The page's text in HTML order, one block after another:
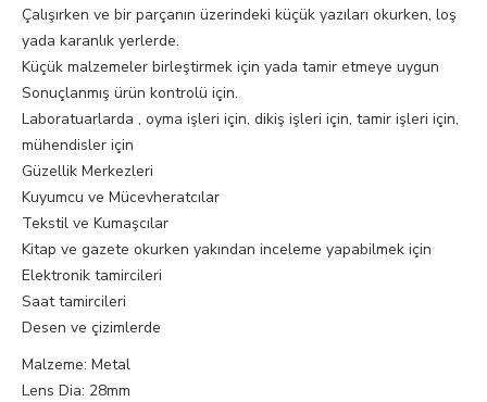
Çalışırken ve bir parçanın üzerindeki küçük yazıları okurken, loş
yada karanlık yerlerde.
Küçük malzemeler birleştirmek için yada tamir etmeye uygun
Sonuçlanmış ürün kontrolü için.
Laboratuarlarda , oyma işleri için, dikiş işleri için, tamir işleri için,
mühendisler için
Güzellik Merkezleri
Kuyumcu ve Mücevheratcılar
Tekstil ve Kumaşcılar
Kitap ve gazete okurken yakından inceleme yapabilmek için
Elektronik tamircileri
Saat tamircileri
Desen ve çizimlerde
Malzeme: Metal
Lens Dia: 28mm